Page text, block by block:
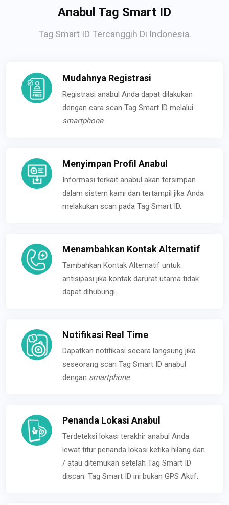
Anabul Tag Smart ID
Tag Smart ID Tercanggih Di Indonesia.
Mudahnya Registrasi
Registrasi anabul Anda dapat dilakukan
dengan cara scan Tag Smart ID melalui
smartphone.
Menyimpan Profil Anabul
Informasi terkait anabul akan tersimpan
dalam sistem kami dan tertampil jika Anda
melakukan scan pada Tag Smart ID.
Menambahkan Kontak Alternatif
Tambahkan Kontak Alternatif untuk
antisipasi jika kontak darurat utama tidak
dapat dihubungi.
Notifikasi Real Time
Dapatkan notifikasi secara langsung jika
seseorang scan Tag Smart ID anabul
dengan smartphone.
Penanda Lokasi Anabul
Terdeteksi lokasi terakhir anabul Anda
lewat fitur penanda lokasi ketika hilang dan
/ atau ditemukan setelah Tag Smart ID
discan. Tag Smart ID ini bukan GPS Aktif.